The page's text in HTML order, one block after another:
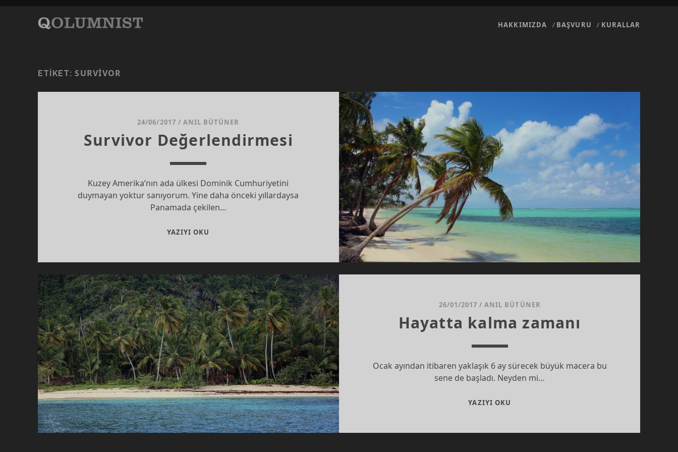
HAKKIMIZDA BAŞVURU KURALLAR
ETIKET:SURVIVOR
24/06/2017 / ANIL BÜTÜNER
Survivor Değerlendirmesi
Kuzey Amerika’nın ada ülkesi Dominik Cumhuriyetini
duymayan yoktur sanıyorum. Yine daha önceki yıllardaysa
Panamada çekilen…
YAZIYI OKU
26/01/2017 /ANIL BÜTÜNER
Hayatta kalma zamanı
Ocak ayından itibaren yaklaşık 6 ay sürecek büyük macera bu
sene de başladı. Neyden mi…
YAZIYI OKU